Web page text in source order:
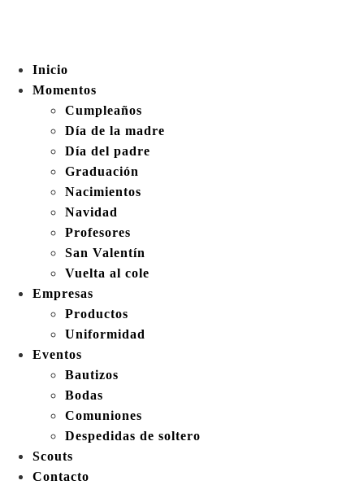
Inicio
Momentos
Cumpleaños
Día de la madre
Día del padre
Graduación
Nacimientos
Navidad
Profesores
San Valentín
Vuelta al cole
Empresas
Productos
Uniformidad
Eventos
Bautizos
Bodas
Comuniones
Despedidas de soltero
Scouts
Contacto